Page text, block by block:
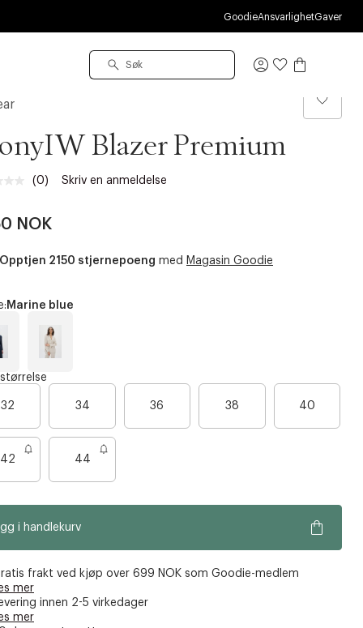
GoodieAnsvarlighetGaver
Logg
Blazer Premium
Ingen
sidelenke.
(0) Skriv en anmeldelse
NOK
Opptjen 2150 stjernepoeng med Magasin Goodie
Marine blue
M
a
e
l
g
32 34 36
f
å
38 40
42 44
i handlekurv
frakt ved kjøp over 699 NOK som Goodie-medlem
mer
innen 2-5 virkedager
mer